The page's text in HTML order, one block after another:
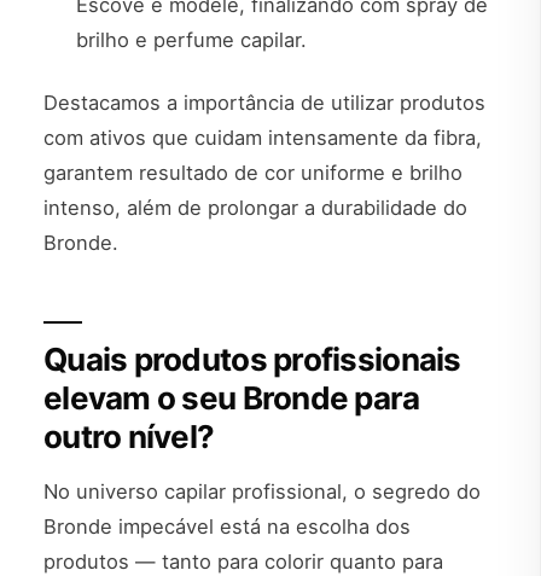
Escove e modele, finalizando com spray de
brilho e perfume capilar.
Destacamos a importância de utilizar produtos
com ativos que cuidam intensamente da fibra,
garantem resultado de cor uniforme e brilho
intenso, além de prolongar a durabilidade do
Bronde.
Quais produtos profissionais
elevam o seu Bronde para
outro nível?
No universo capilar profissional, o segredo do
Bronde impecável está na escolha dos
produtos — tanto para colorir quanto para